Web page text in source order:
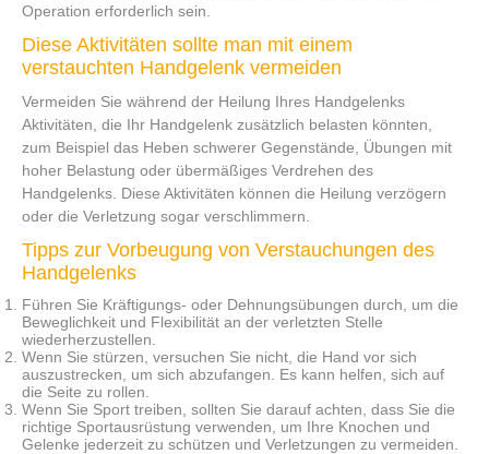
Operation erforderlich sein.
Diese Aktivitäten sollte man mit einem
verstauchten Handgelenk vermeiden
Vermeiden Sie während der Heilung Ihres Handgelenks
Aktivitäten, die Ihr Handgelenk zusätzlich belasten könnten,
zum Beispiel das Heben schwerer Gegenstände, Übungen mit
hoher Belastung oder übermäßiges Verdrehen des
Handgelenks. Diese Aktivitäten können die Heilung verzögern
oder die Verletzung sogar verschlimmern.
Tipps zur Vorbeugung von Verstauchungen des
Handgelenks
Führen Sie Kräftigungs- oder Dehnungsübungen durch, um die
Beweglichkeit und Flexibilität an der verletzten Stelle
wiederherzustellen.
Wenn Sie stürzen, versuchen Sie nicht, die Hand vor sich
auszustrecken, um sich abzufangen. Es kann helfen, sich auf
die Seite zu rollen.
Wenn Sie Sport treiben, sollten Sie darauf achten, dass Sie die
richtige Sportausrüstung verwenden, um Ihre Knochen und
Gelenke jederzeit zu schützen und Verletzungen zu vermeiden.